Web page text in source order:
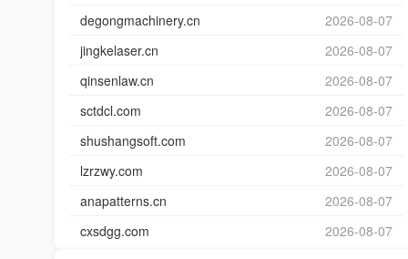
degongmachinery.cn
2026-08-07
jingkelaser.cn
2026-08-07
qinsenlaw.cn
2026-08-07
sctdcl.com
2026-08-07
shushangsoft.com
2026-08-07
lzrzwy.com
2026-08-07
anapatterns.cn
2026-08-07
cxsdgg.com
2026-08-07